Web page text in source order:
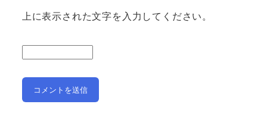
上に表示された文字を入力してください。